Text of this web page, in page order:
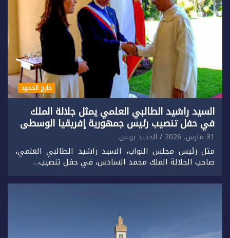
خارج الحدود
السيد راشيد الطالبي العلمي يمثل جلالة الملك
في حفل تنصيب رئيس جمهورية إفريقيا الوسطى
31 مارس، 2026 الجديد بريس
مثل رئيس مجلس النواب، السيد راشيد الطالبي العلمي،
صاحب الجلالة الملك محمد السادس، في حفل تنصيب…